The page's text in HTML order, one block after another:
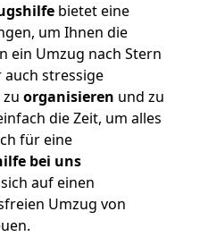
bietet eine
um Ihnen die
ein Umzug nach Stern
auch stressige
organisieren und zu
die Zeit, um alles
für eine
bei uns
auf einen
Umzug von